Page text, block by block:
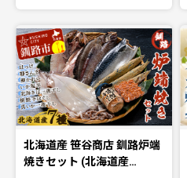
北海道産 笹谷商店 釧路炉端
焼きセット (北海道産…